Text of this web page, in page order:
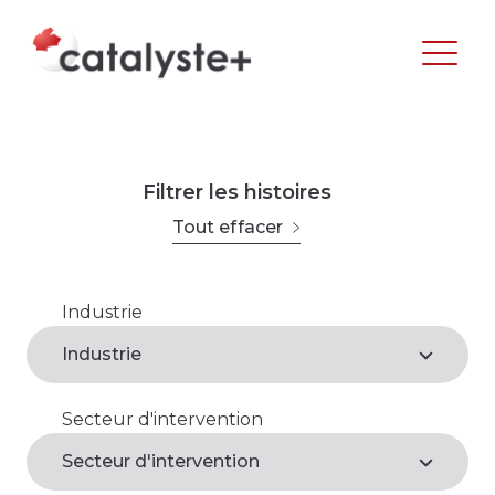
Filtrer les histoires
Tout effacer
Industrie
Industrie
Agroalimentaire
Arts, loisirs et culture
Secteur d'intervention
Secteur d'intervention
Agroalimentaire*